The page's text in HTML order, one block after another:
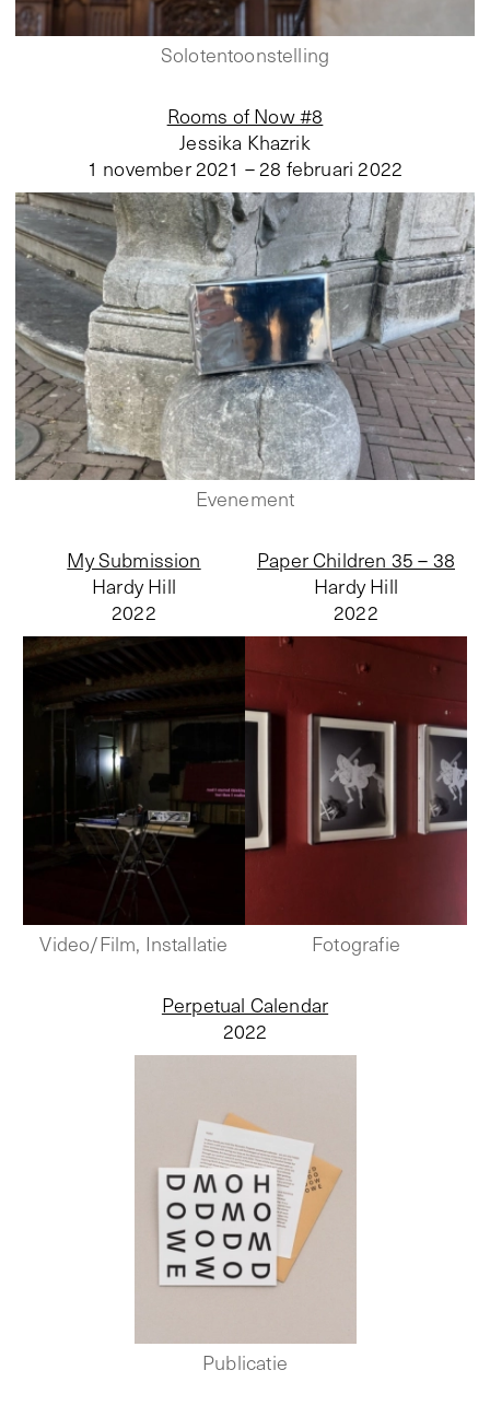
Solotentoonstelling
Rooms of Now #8
Jessika Khazrik
1 november 2021 – 28 februari 2022
Evenement
My Submission
Hardy Hill
2022
Video/Film, Installatie
Paper Children 35 – 38
Hardy Hill
2022
Fotografie
Perpetual Calendar
2022
Publicatie